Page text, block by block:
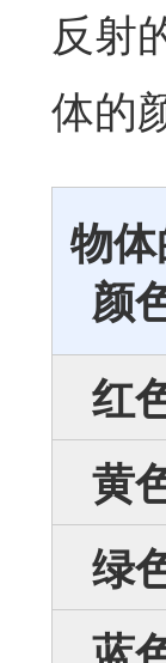
反射
体的
物
颜
红
黄
绿